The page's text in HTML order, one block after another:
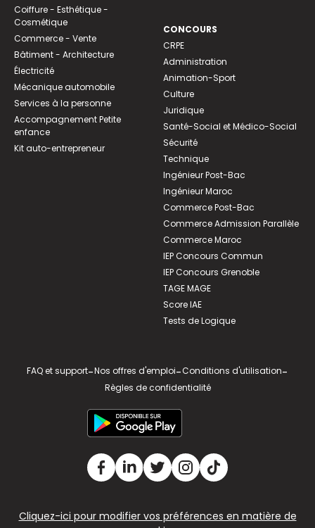
Coiffure - Esthétique -
Cosmétique
Commerce - Vente
Bâtiment - Architecture
Électricité
Mécanique automobile
Services à la personne
Accompagnement Petite
enfance
Kit auto-entrepreneur
CONCOURS
CRPE
Administration
Animation-Sport
Culture
Juridique
Santé-Social et Médico-Social
Sécurité
Technique
Ingénieur Post-Bac
Ingénieur Maroc
Commerce Post-Bac
Commerce Admission Parallèle
Commerce Maroc
IEP Concours Commun
IEP Concours Grenoble
TAGE MAGE
Score IAE
Tests de Logique
FAQ et support-Nos offres d'emploi-Conditions d'utilisation-
Règles de confidentialité
Cliquez-ici pour modifier vos préférences en matière de